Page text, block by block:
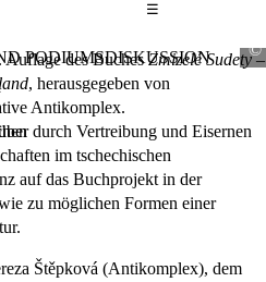
Das
☰
PODIUMSDISKUSSION
Auflage des BuchesZmizelé Sudety –
, herausgegeben von
Antikomplex.
durch Vertreibung und Eisernen
im tschechischen
auf das Buchprojekt in der
zu möglichen Formen einer
Štěpková (Antikomplex), dem